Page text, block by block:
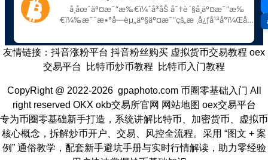
友情链接： 抖音涨粉平台 抖音粉丝购买 虚拟货币交易教程 oex
交易平台
比特币炒币教程 比特币入门教程
CopyRight @ 2022-2026 gpaphoto.com 币圈零基础入门 All
right reserved OKX okb交易所官网 网站地图 oex交易平台
专为币圈零基础新手打造，系统讲解比特币、加密货币、虚拟币
核心概念，拆解炒币开户、交易、风控全流程。采用 “图文 + 案
例” 通俗教学，配套新手避坑手册与实时行情解读，助力零经验